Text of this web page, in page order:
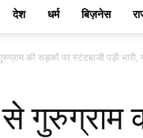
देश धर्म बिज़नेस
की सड़कों पर स्टंटबाजी पड़ी
गुरुग्राम